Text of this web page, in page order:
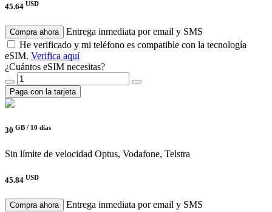
45.64 USD
Compra ahora
Entrega inmediata por email y SMS
He verificado y mi teléfono es compatible con la tecnología
eSIM. Verifica aquí
¿Cuántos eSIM necesitas?
Paga con la tarjeta
30 GB / 10 días
Sin límite de velocidad Optus, Vodafone, Telstra
45.84 USD
Compra ahora
Entrega inmediata por email y SMS